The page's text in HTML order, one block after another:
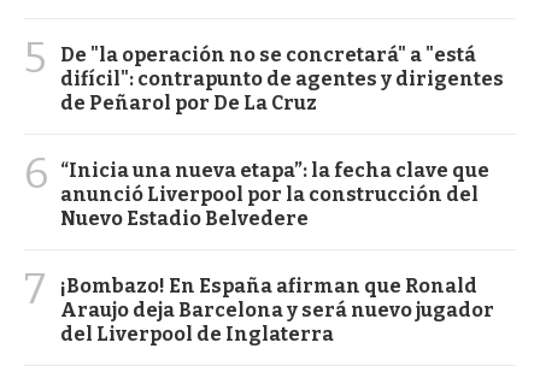
5
De "la operación no se concretará" a "está
difícil": contrapunto de agentes y dirigentes
de Peñarol por De La Cruz
6
“Inicia una nueva etapa”: la fecha clave que
anunció Liverpool por la construcción del
Nuevo Estadio Belvedere
7
¡Bombazo! En España afirman que Ronald
Araujo deja Barcelona y será nuevo jugador
del Liverpool de Inglaterra